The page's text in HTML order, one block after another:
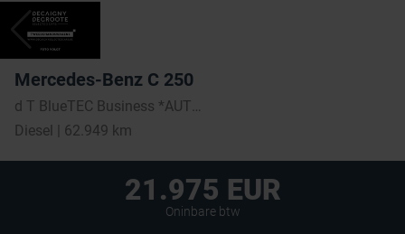
Mercedes-Benz C 250
Diesel | 62.949 km
21.975 EUR
Oninbare btw